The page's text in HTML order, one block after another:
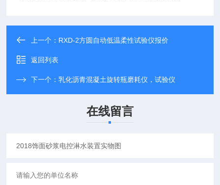
上一个： RXD-2方圆自动低温柔性试验仪报价
返回列表
下一个：乳化沥青混凝土旋转瓶磨耗仪，试验仪
在线留言